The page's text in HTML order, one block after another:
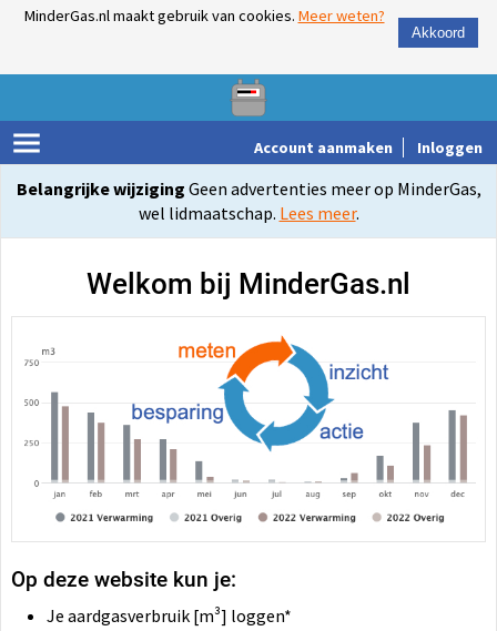
Akkoord
MinderGas.nl maakt gebruik van cookies. Meer weten?
Account aanmaken Inloggen
Belangrijke wijziging Geen advertenties meer op MinderGas,
wel lidmaatschap. Lees meer.
Welkom bij MinderGas.nl
Op deze website kun je:
Je aardgasverbruik [m³] loggen*